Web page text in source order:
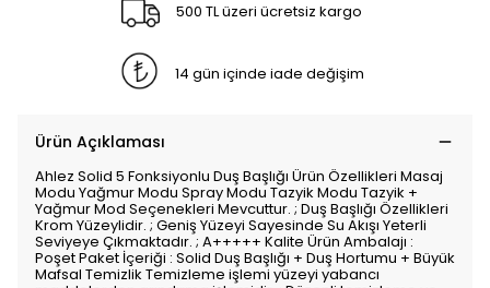
500 TL üzeri ücretsiz kargo
14 gün içinde iade değişim
Ürün Açıklaması
Ahlez Solid 5 Fonksiyonlu Duş Başlığı Ürün Özellikleri Masaj
Modu Yağmur Modu Spray Modu Tazyik Modu Tazyik +
Yağmur Mod Seçenekleri Mevcuttur. ; Duş Başlığı Özellikleri
Krom Yüzeylidir. ; Geniş Yüzeyi Sayesinde Su Akışı Yeterli
Seviyeye Çıkmaktadır. ; A+++++ Kalite Ürün Ambalajı :
Poşet Paket İçeriği : Solid Duş Başlığı + Duş Hortumu + Büyük
Mafsal Temizlik Temizleme işlemi yüzeyi yabancı